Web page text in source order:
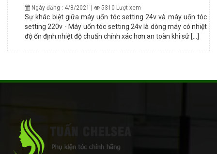
Ngày đăng : 4/8/2021 | 5310 Lượt xem
Sự khác biệt giữa máy uốn tóc setting 24v và máy uốn tóc
setting 220v - Máy uốn tóc setting 24v là dòng máy có nhiệt
độ ổn định.nhiệt độ chuẩn chính xác hơn.an toàn khi sử [...]